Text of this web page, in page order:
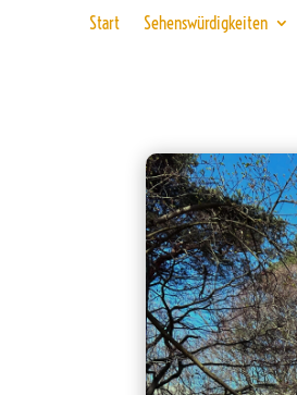
Start Sehenswürdigkeiten